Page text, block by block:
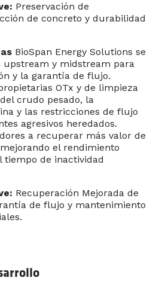
Preservación de
de concreto y durabilidad
BioSpan Energy Solutions se
upstream y midstream para
y la garantía de flujo.
OTx y de limpieza
crudo pesado, la
y las restricciones de flujo
agresivos heredados.
a recuperar más valor de
el rendimiento
de inactividad
Recuperación Mejorada de
de flujo y mantenimiento